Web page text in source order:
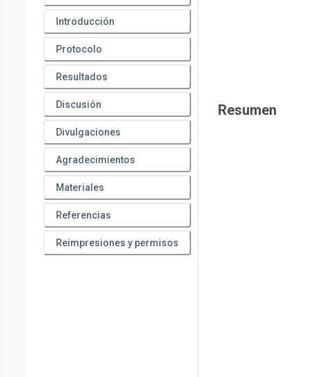
Introducción
Protocolo
Resultados
Discusión
Divulgaciones
Agradecimientos
Materiales
Referencias
Reimpresiones y permisos
Resumen